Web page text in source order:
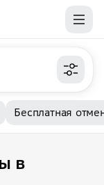
Бесплатная
в